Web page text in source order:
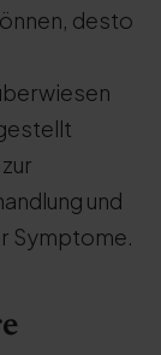
desto
und
Symptome.